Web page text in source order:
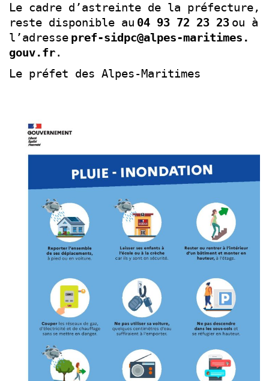
Le cadre d’astreinte de la préfecture,
reste disponible au 04 93 72 23 23 ou à
l’adresse pref-sidpc@alpes-maritimes.
gouv.fr.
Le préfet des Alpes-Maritimes